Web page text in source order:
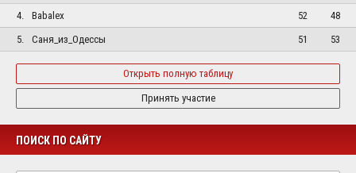
4.
Babalex 52
48
5.
Саня_из_Одессы 51 53
Открыть полную таблицу
Принять участие
ПОИСК ПО САЙТУ